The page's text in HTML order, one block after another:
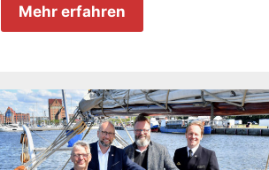
Mehr erfahren